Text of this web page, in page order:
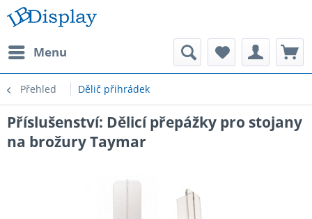
Menu
Přehled Dělič přihrádek
Příslušenství: Dělicí přepážky pro stojany
na brožury Taymar